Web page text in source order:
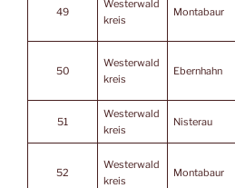
49
Westerwald
kreis
Montabaur
50
Westerwald
kreis
Ebernhahn
51
Westerwald
kreis
Nisterau
52
Westerwald
kreis
Montabaur